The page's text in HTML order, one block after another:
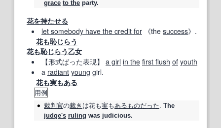
grace to the party.
花を持たせる
let somebody have the credit for 《the success》.
花も恥じらう
花も恥じらう乙女
【形式ばった表現】 a girl in the first flush of youth
a radiant young girl.
花も実もある
用例
裁判官の裁き は花も実もあるものだった. The
judge's ruling was judicious.